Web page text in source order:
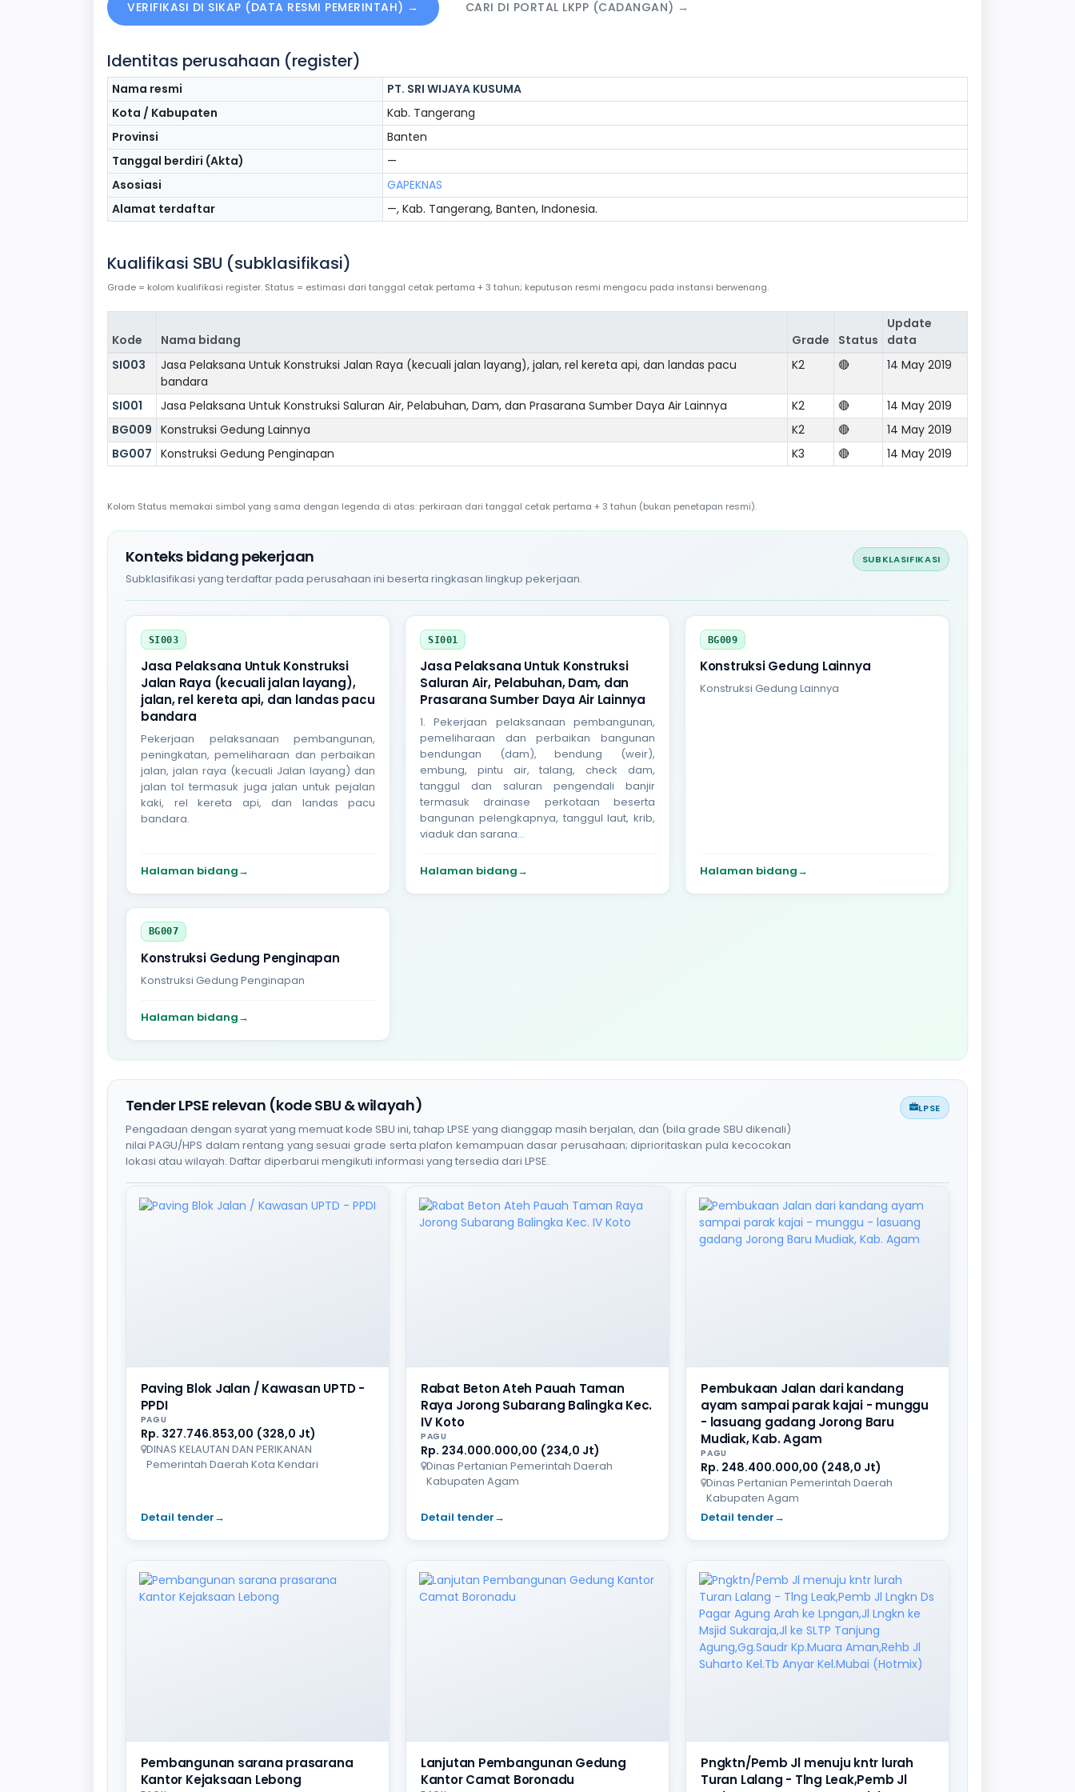
VERIFIKASI DI SIKAP (DATA RESMI PEMERINTAH) → CARI DI PORTAL LKPP (CADANGAN) →
Identitas perusahaan (register)
Nama resmi
PT. SRI WIJAYA KUSUMA
Kota / Kabupaten
Kab. Tangerang
Provinsi
Banten
Tanggal berdiri (Akta)
—
Asosiasi
GAPEKNAS
Alamat terdaftar
—, Kab. Tangerang, Banten, Indonesia.
Kualifikasi SBU (subklasifikasi)
Grade = kolom kualifikasi register. Status = estimasi dari tanggal cetak pertama + 3 tahun; keputusan resmi mengacu pada instansi berwenang.
Kode Nama bidang Grade Status
Update
data
SI003
Jasa Pelaksana Untuk Konstruksi Jalan Raya (kecuali jalan layang), jalan, rel kereta api, dan landas pacu
bandara
K2 🔴 14 May 2019
SI001 Jasa Pelaksana Untuk Konstruksi Saluran Air, Pelabuhan, Dam, dan Prasarana Sumber Daya Air Lainnya K2 🔴
14 May 2019
BG009 Konstruksi Gedung Lainnya K2 🔴
14 May 2019
BG007 Konstruksi Gedung Penginapan K3 🔴 14 May 2019
Kolom Status memakai simbol yang sama dengan legenda di atas: perkiraan dari tanggal cetak pertama + 3 tahun (bukan penetapan resmi).
Konteks bidang pekerjaan
Subklasifikasi yang terdaftar pada perusahaan ini beserta ringkasan lingkup pekerjaan.
SUBKLASIFIKASI
SI003
Jasa Pelaksana Untuk Konstruksi
Jalan Raya (kecuali jalan layang),
jalan, rel kereta api, dan landas pacu
bandara
Pekerjaan pelaksanaan pembangunan,
peningkatan, pemeliharaan dan perbaikan
jalan, jalan raya (kecuali Jalan layang) dan
jalan tol termasuk juga jalan untuk pejalan
kaki, rel kereta api, dan landas pacu
bandara.
Halaman bidang→
SI001
Jasa Pelaksana Untuk Konstruksi
Saluran Air, Pelabuhan, Dam, dan
Prasarana Sumber Daya Air Lainnya
1. Pekerjaan pelaksanaan pembangunan,
pemeliharaan dan perbaikan bangunan
bendungan (dam), bendung (weir),
embung, pintu air, talang, check dam,
tanggul dan saluran pengendali banjir
termasuk drainase perkotaan beserta
bangunan pelengkapnya, tanggul laut, krib,
viaduk dan sarana...
Halaman bidang→
BG009
Konstruksi Gedung Lainnya
Konstruksi Gedung Lainnya
Halaman bidang→
BG007
Konstruksi Gedung Penginapan
Konstruksi Gedung Penginapan
Halaman bidang→
Tender LPSE relevan (kode SBU & wilayah)
Pengadaan dengan syarat yang memuat kode SBU ini, tahap LPSE yang dianggap masih berjalan, dan (bila grade SBU dikenali)
nilai PAGU/HPS dalam rentang yang sesuai grade serta plafon kemampuan dasar perusahaan; diprioritaskan pula kecocokan
lokasi atau wilayah. Daftar diperbarui mengikuti informasi yang tersedia dari LPSE.
LPSE
Paving Blok Jalan / Kawasan UPTD -
PPDI
PAGU
Rp. 327.746.853,00 (328,0 Jt)
DINAS KELAUTAN DAN PERIKANAN
Pemerintah Daerah Kota Kendari
Detail tender→
Rabat Beton Ateh Pauah Taman
Raya Jorong Subarang Balingka Kec.
IV Koto
PAGU
Rp. 234.000.000,00 (234,0 Jt)
Dinas Pertanian Pemerintah Daerah
Kabupaten Agam
Detail tender→
Pembukaan Jalan dari kandang
ayam sampai parak kajai - munggu
- lasuang gadang Jorong Baru
Mudiak, Kab. Agam
PAGU
Rp. 248.400.000,00 (248,0 Jt)
Dinas Pertanian Pemerintah Daerah
Kabupaten Agam
Detail tender→
Pembangunan sarana prasarana
Kantor Kejaksaan Lebong
Lanjutan Pembangunan Gedung
Kantor Camat Boronadu
Pngktn/Pemb Jl menuju kntr lurah
Turan Lalang - Tlng Leak,Pemb Jl